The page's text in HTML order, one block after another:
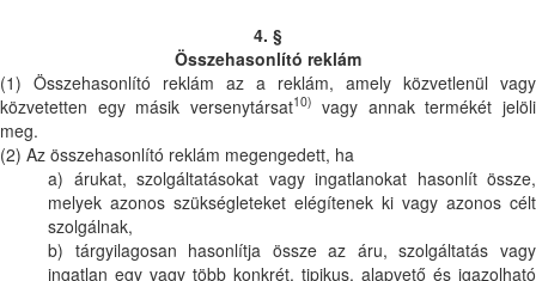
4. §
Összehasonlító reklám
(1) Összehasonlító reklám az a reklám, amely közvetlenül vagy
közvetetten egy másik versenytársat10) vagy annak termékét jelöli
meg.
(2) Az összehasonlító reklám megengedett, ha
a) árukat, szolgáltatásokat vagy ingatlanokat hasonlít össze,
melyek azonos szükségleteket elégítenek ki vagy azonos célt
szolgálnak,
b) tárgyilagosan hasonlítja össze az áru, szolgáltatás vagy
ingatlan egy vagy több konkrét, tipikus, alapvető és igazolható